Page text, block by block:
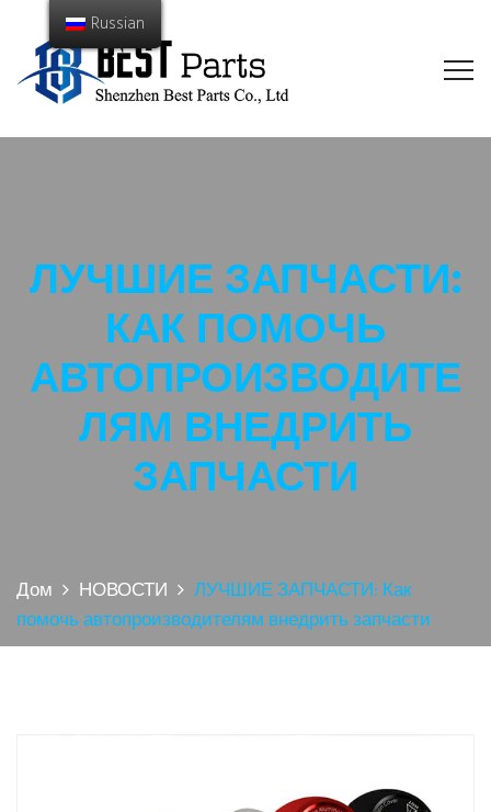
ЛУЧШИЕ ЗАПЧАСТИ:
КАК ПОМОЧЬ
АВТОПРОИЗВОДИТЕ
ЛЯМ ВНЕДРИТЬ
ЗАПЧАСТИ
Дом НОВОСТИ
ЛУЧШИЕ ЗАПЧАСТИ: Как
помочь автопроизводителям внедрить запчасти
Russian